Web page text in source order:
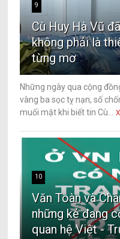
9
Cù Huy Hà Vũ
không phải là
từng mơ
Những ngày qua cộng
vàng ba sọc tỵ nạn, số
muối mặt khi biết tin Cù...
10
Văn Toàn và
những kẻ đang
quan hệ Việt -